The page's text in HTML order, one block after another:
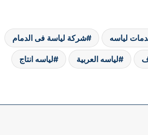
لياسه شركة لياسة فى الدمام
لياسه العربية لياسه انتاج